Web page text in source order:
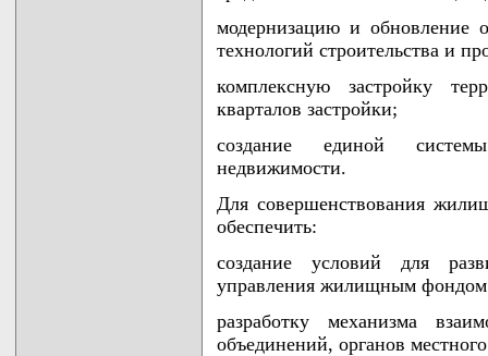
модернизацию и обновление
технологий строительства и
комплексную застройку
кварталов застройки;
создание единой
недвижимости.
Для совершенствования
обеспечить:
создание условий для
управления жилищным
разработку механизма
объединений, органов